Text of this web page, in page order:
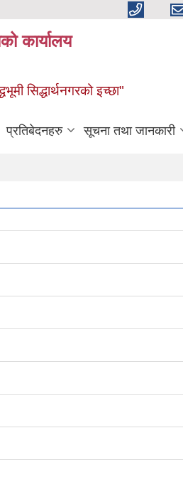
कार्यालय
सिद्धार्थनगरको इच्छा"
प्रतिबेदनहरु सूचना तथा जानकारी